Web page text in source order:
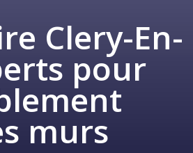
Clery-En-
pour
murs